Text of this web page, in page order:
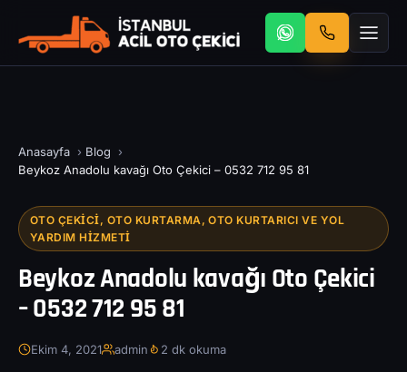
Anasayfa › Blog
›
Beykoz Anadolu kavağı Oto Çekici – 0532 712 95 81
OTO ÇEKICI, OTO KURTARMA, OTO KURTARICI VE YOL
YARDIM HIZMETI
Beykoz Anadolu kavağı Oto Çekici
– 0532 712 95 81
Ekim 4, 2021 admin 2 dk okuma